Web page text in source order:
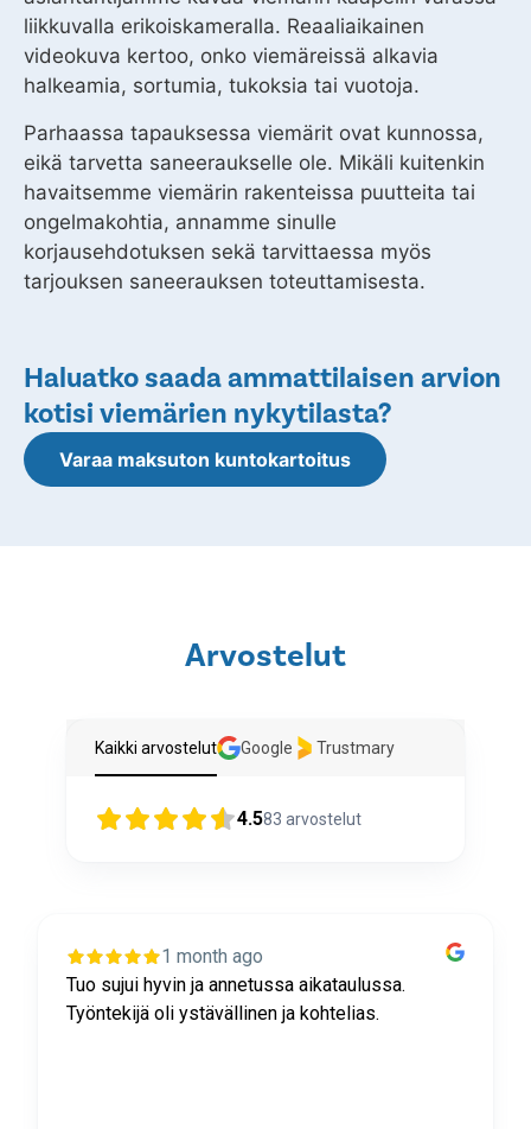
liikkuvalla erikoiskameralla. Reaaliaikainen
videokuva kertoo, onko viemäreissä alkavia
halkeamia, sortumia, tukoksia tai vuotoja.
Parhaassa tapauksessa viemärit ovat kunnossa,
eikä tarvetta saneeraukselle ole. Mikäli kuitenkin
havaitsemme viemärin rakenteissa puutteita tai
ongelmakohtia, annamme sinulle
korjausehdotuksen sekä tarvittaessa myös
tarjouksen saneerauksen toteuttamisesta.
Haluatko saada ammattilaisen arvion
kotisi viemärien nykytilasta?
Varaa maksuton kuntokartoitus
Arvostelut
Kaikki arvostelut Google Trustmary
4.583 arvostelut
1 month ago
Tuo sujui hyvin ja annetussa aikataulussa.
Työntekijä oli ystävällinen ja kohtelias.